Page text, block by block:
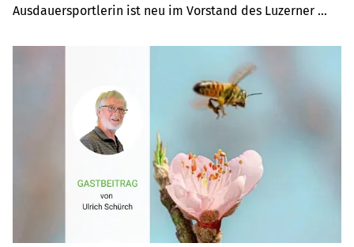
Ausdauersportlerin ist neu im Vorstand des Luzerner